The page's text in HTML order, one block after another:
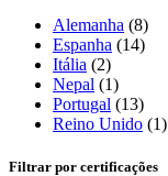
Alemanha (8)
Espanha (14)
Itália (2)
Nepal (1)
Portugal (13)
Reino Unido (1)
Filtrar por certificações